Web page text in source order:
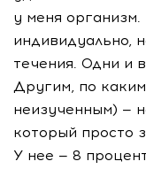
у меня организм.
индивидуально,
течения. Одни и
Другим, по
неизученным) —
который просто
У нее — 8